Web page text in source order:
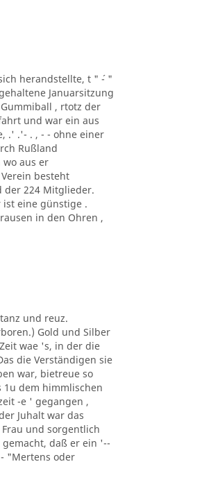
herandstellte, t " ´- "
Januarsitzung
, rtotz der
und war ein aus
.' .'- . , - - ohne einer
Rußland
aus er
besteht
der 224 Mitglieder.
ist eine günstige .
in den Ohren ,
und reuz.
Gold und Silber
wae 's, in der die
die Verständigen sie
war, bietreue so
dem himmlischen
-e ' gegangen ,
Juhalt war das
und sorgentlich
daß er ein '--
"Mertens oder